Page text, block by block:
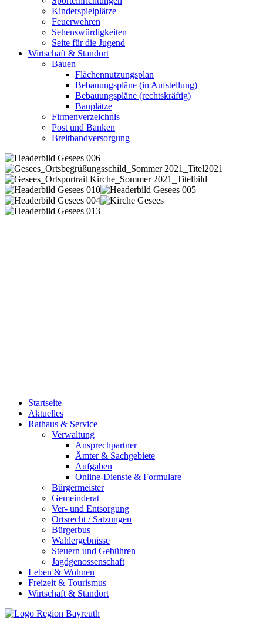
Kinderspielplätze
Feuerwehren
Sehenswürdigkeiten
Seite für die Jugend
Wirtschaft & Standort
Bauen
Flächennutzungsplan
Bebauungspläne (in Aufstellung)
Bebauungspläne (rechtskräftig)
Bauplätze
Firmenverzeichnis
Post und Banken
Breitbandversorgung
Startseite
Aktuelles
Rathaus & Service
Verwaltung
Ansprechpartner
Ämter & Sachgebiete
Aufgaben
Online-Dienste & Formulare
Bürgermeister
Gemeinderat
Ver- und Entsorgung
Ortsrecht / Satzungen
Bürgerbus
Wahlergebnisse
Steuern und Gebühren
Jagdgenossenschaft
Leben & Wohnen
Freizeit & Tourismus
Wirtschaft & Standort